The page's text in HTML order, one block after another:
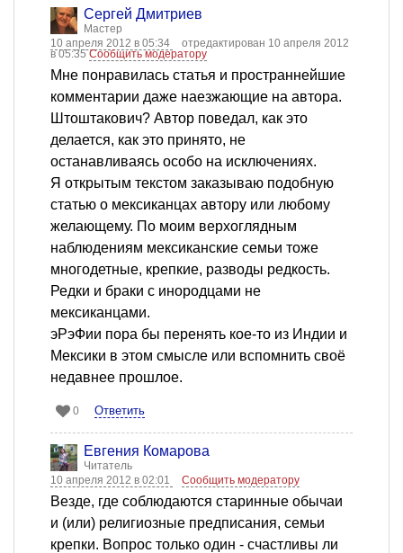
Сергей Дмитриев
Мастер
10 апреля 2012 в 05:34
отредактирован 10 апреля 2012
в 05:35Сообщить модератору
Мне понравилась статья и пространнейшие
комментарии даже наезжающие на автора.
Штоштакович? Автор поведал, как это
делается, как это принято, не
останавливаясь особо на исключениях.
Я открытым текстом заказываю подобную
статью о мексиканцах автору или любому
желающему. По моим верхоглядным
наблюдениям мексиканские семьи тоже
многодетные, крепкие, разводы редкость.
Редки и браки с инородцами не
мексиканцами.
эРэФии пора бы перенять кое-то из Индии и
Мексики в этом смысле или вспомнить своё
недавнее прошлое.
0 Ответить
Евгения Комарова
Читатель
10 апреля 2012 в 02:01
Сообщить модератору
Везде, где соблюдаются старинные обычаи
и (или) религиозные предписания, семьи
крепки. Вопрос только один - счастливы ли